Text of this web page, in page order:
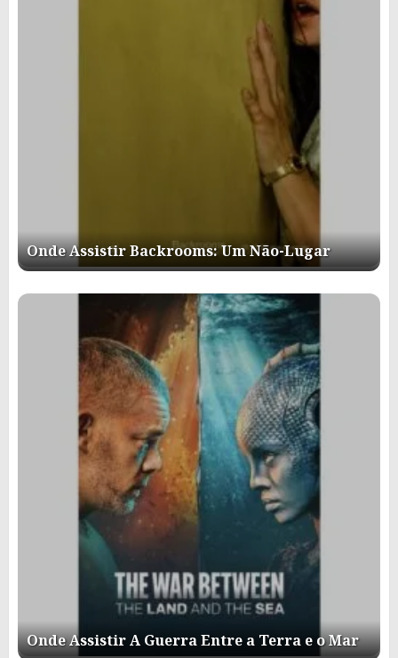
Onde Assistir Backrooms: Um Não-Lugar
Onde Assistir A Guerra Entre a Terra e o Mar